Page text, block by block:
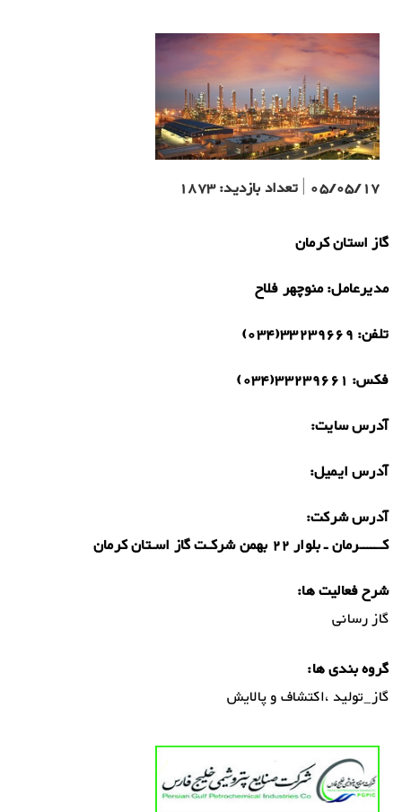
05/05/17
|تعداد بازدید:1873
گاز استان کرمان
مدیرعامل:منوچهر فلاح
تلفن: 33239669(034)
فکس: 33239661(034)
آدرس سایت:
آدرس ایمیل:
آدرس شرکت:
کــــــرمان ـ بلوار 22 بهمن شرکـت گاز اسـتان کرمان
شرح فعالیت ها:
گاز رسانی
گروه بندی ها:
گاز_تولید ،اکتشاف و پالایش